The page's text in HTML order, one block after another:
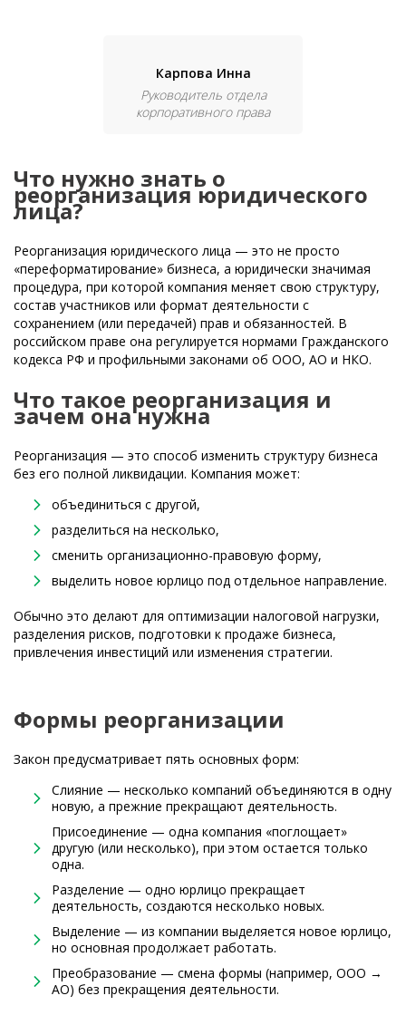
Карпова Инна
Руководитель отдела
корпоративного права
Что нужно знать о
реорганизация юридического
лица?
Реорганизация юридического лица — это не просто
«переформатирование» бизнеса, а юридически значимая
процедура, при которой компания меняет свою структуру,
состав участников или формат деятельности с
сохранением (или передачей) прав и обязанностей. В
российском праве она регулируется нормами Гражданского
кодекса РФ и профильными законами об ООО, АО и НКО.
Что такое реорганизация и
зачем она нужна
Реорганизация — это способ изменить структуру бизнеса
без его полной ликвидации. Компания может:
объединиться с другой,
разделиться на несколько,
сменить организационно-правовую форму,
выделить новое юрлицо под отдельное направление.
Обычно это делают для оптимизации налоговой нагрузки,
разделения рисков, подготовки к продаже бизнеса,
привлечения инвестиций или изменения стратегии.
Формы реорганизации
Закон предусматривает пять основных форм:
Слияние — несколько компаний объединяются в одну
новую, а прежние прекращают деятельность.
Присоединение — одна компания «поглощает»
другую (или несколько), при этом остается только
одна.
Разделение — одно юрлицо прекращает
деятельность, создаются несколько новых.
Выделение — из компании выделяется новое юрлицо,
но основная продолжает работать.
Преобразование — смена формы (например, ООО →
АО) без прекращения деятельности.